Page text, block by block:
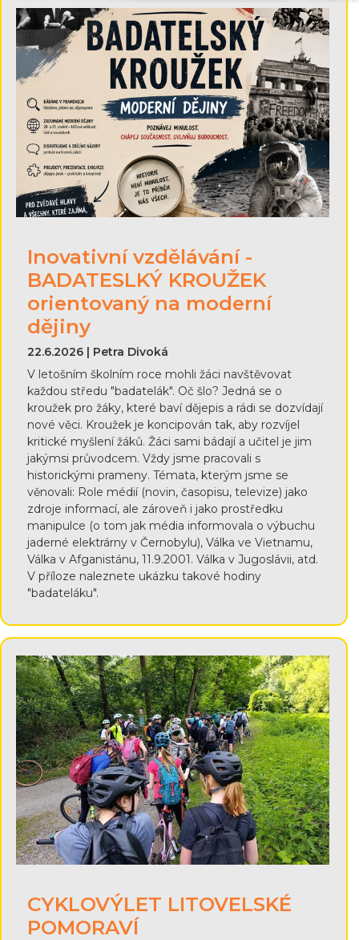
Inovativní vzdělávání -
BADATESLKÝ KROUŽEK
orientovaný na moderní
dějiny
22.6.2026 | Petra Divoká
V letošním školním roce mohli žáci navštěvovat
každou středu "badatelák". Oč šlo? Jedná se o
kroužek pro žáky, které baví dějepis a rádi se dozvídají
nové věci. Kroužek je koncipován tak, aby rozvíjel
kritické myšlení žáků. Žáci sami bádají a učitel je jim
jakýmsi průvodcem. Vždy jsme pracovali s
historickými prameny. Témata, kterým jsme se
věnovali: Role médií (novin, časopisu, televize) jako
zdroje informací, ale zároveň i jako prostředku
manipulce (o tom jak média informovala o výbuchu
jaderné elektrárny v Černobylu), Válka ve Vietnamu,
Válka v Afganistánu, 11.9.2001. Válka v Jugoslávii, atd.
V příloze naleznete ukázku takové hodiny
"badateláku".
CYKLOVÝLET LITOVELSKÉ
POMORAVÍ